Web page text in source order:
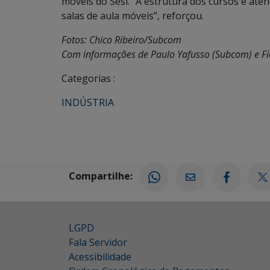
salas de aula móveis”, reforçou.
Fotos: Chico Ribeiro/Subcom
Com informações de Paulo Yafusso (Subcom) e
Categorias :
INDÚSTRIA
Compartilhe:
LGPD
Fala Servidor
Acessibilidade